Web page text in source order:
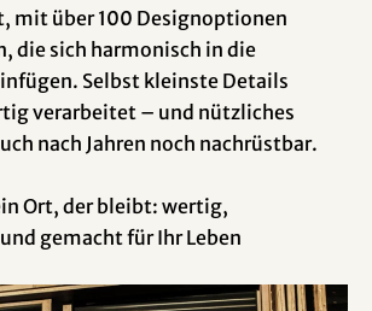
mit über 100 Designoptionen
die sich harmonisch in die
Selbst kleinste Details
verarbeitet – und nützliches
nach Jahren noch nachrüstbar.
Ort, der bleibt: wertig,
gemacht für Ihr Leben